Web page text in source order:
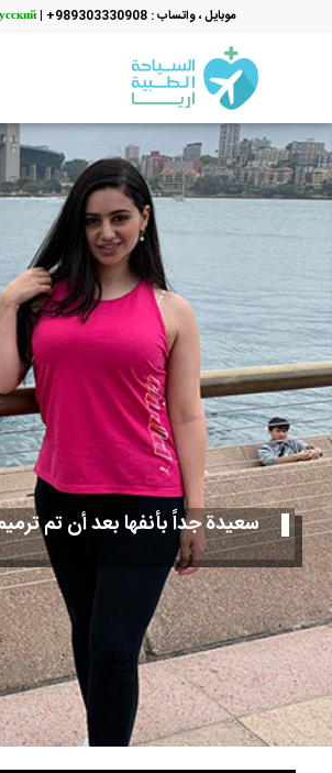
موبایل ، واتساب : 989303330908+ |
سعيدة جداً بأنفها بعد أن تم